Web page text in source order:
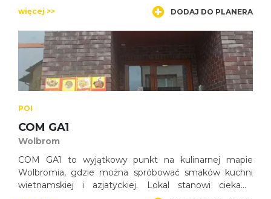
codziennych posiłkach i spotkaniach
okolicznościowych.
więcej >> DODAJ DO PLANERA
POI
COM GA1
Wolbrom
COM GA1 to wyjątkowy punkt na kulinarnej mapie
Wolbromia, gdzie można spróbować smaków kuchni
wietnamskiej i azjatyckiej. Lokal stanowi ciekawą